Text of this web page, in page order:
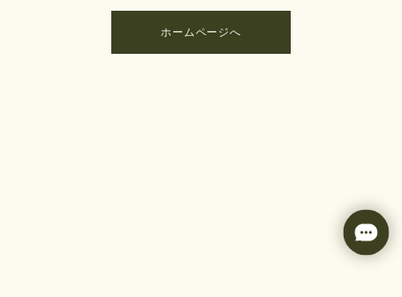
ホームページへ